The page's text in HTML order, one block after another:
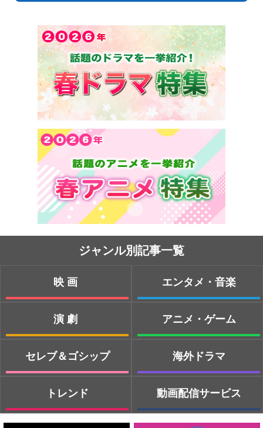
ジャンル別記事一覧
映画
演劇
セレブ＆ゴシップ
トレンド
エンタメ・音楽
アニメ・ゲーム
海外ドラマ
動画配信サービス